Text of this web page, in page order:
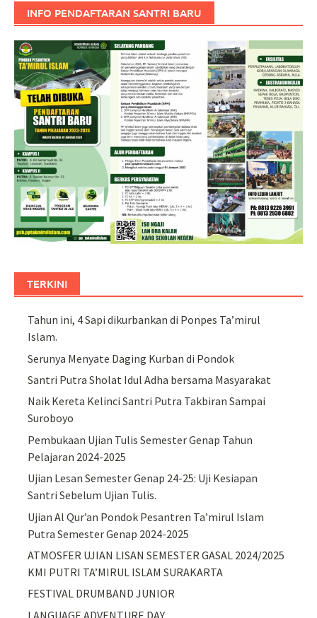
INFO PENDAFTARAN SANTRI BARU
TERKINI
Tahun ini, 4 Sapi dikurbankan di Ponpes Ta’mirul
Islam.
Serunya Menyate Daging Kurban di Pondok
Santri Putra Sholat Idul Adha bersama Masyarakat
Naik Kereta Kelinci Santri Putra Takbiran Sampai
Suroboyo
Pembukaan Ujian Tulis Semester Genap Tahun
Pelajaran 2024-2025
Ujian Lesan Semester Genap 24-25: Uji Kesiapan
Santri Sebelum Ujian Tulis.
Ujian Al Qur’an Pondok Pesantren Ta’mirul Islam
Putra Semester Genap 2024-2025
ATMOSFER UJIAN LISAN SEMESTER GASAL 2024/2025
KMI PUTRI TA’MIRUL ISLAM SURAKARTA
FESTIVAL DRUMBAND JUNIOR
LANGUAGE ADVENTURE DAY